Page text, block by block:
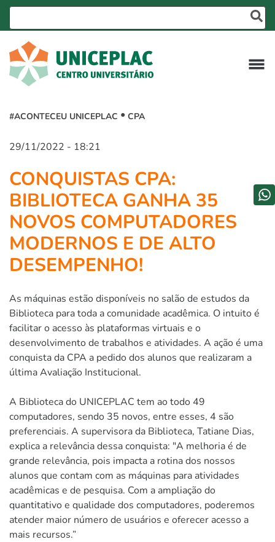
#ACONTECEU UNICEPLAC CPA
29/11/2022 - 18:21
CONQUISTAS CPA:
BIBLIOTECA GANHA 35
NOVOS COMPUTADORES
MODERNOS E DE ALTO
DESEMPENHO!
As máquinas estão disponíveis no salão de estudos da
Biblioteca para toda a comunidade acadêmica. O intuito é
facilitar o acesso às plataformas virtuais e o
desenvolvimento de trabalhos e atividades. A ação é uma
conquista da CPA a pedido dos alunos que realizaram a
última Avaliação Institucional.
A Biblioteca do UNICEPLAC tem ao todo 49
computadores, sendo 35 novos, entre esses, 4 são
preferenciais. A supervisora da Biblioteca, Tatiane Dias,
explica a relevância dessa conquista: "A melhoria é de
grande relevância, pois impacta a rotina dos nossos
alunos que contam com as máquinas para atividades
acadêmicas e de pesquisa. Com a ampliação do
quantitativo e qualidade dos computadores, poderemos
atender maior número de usuários e oferecer acesso a
mais recursos.”